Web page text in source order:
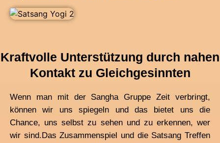
Kraftvolle Unterstützung durch nahen
Kontakt zu Gleichgesinnten
Wenn man mit der Sangha Gruppe Zeit verbringt,
können wir uns spiegeln und das bietet uns die
Chance, uns selbst zu sehen und zu erkennen, wer
wir sind. Das Zusammenspiel und die Satsang Treffen